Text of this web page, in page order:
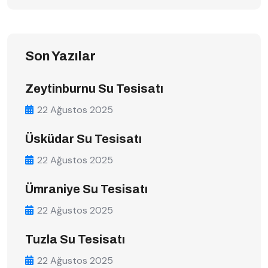
Son Yazılar
Zeytinburnu Su Tesisatı
22 Ağustos 2025
Üsküdar Su Tesisatı
22 Ağustos 2025
Ümraniye Su Tesisatı
22 Ağustos 2025
Tuzla Su Tesisatı
22 Ağustos 2025